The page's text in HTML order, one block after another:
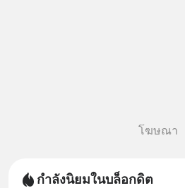
โฆษณา
กำลังนิยมในบล็อกดิต